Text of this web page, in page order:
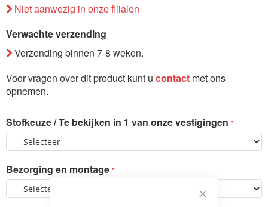
Niet aanwezig in onze filialen
Verwachte verzending
Verzending binnen 7-8 weken.
Voor vragen over dit product kunt u contact met ons
opnemen.
Stofkeuze / Te bekijken in 1 van onze vestigingen
Bezorging en montage